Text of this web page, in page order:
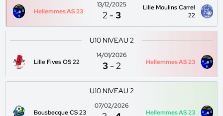
Hellemmes AS 23
13/12/2025
2 -3
Lille Moulins Carrel
22
U10 NIVEAU 2
Lille Fives OS 22
14/01/2026
3 -2 Hellemmes AS 23
U10 NIVEAU 2
Bousbecque CS 23
07/02/2026
Hellemmes AS 23